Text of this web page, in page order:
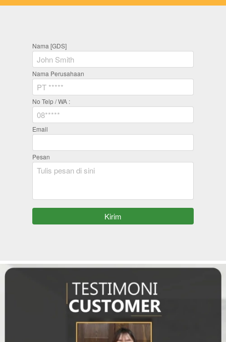
Nama [GDS]
Nama Perusahaan
No Telp / WA :
Email
Pesan
`Kirim